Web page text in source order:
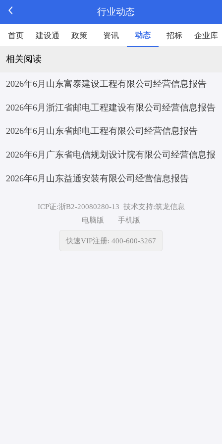
行业动态
首页 建设通 政策 资讯 动态 招标 企业库
相关阅读
2026年6月山东富泰建设工程有限公司经营信息报告
2026年6月浙江省邮电工程建设有限公司经营信息报告
2026年6月山东省邮电工程有限公司经营信息报告
2026年6月广东省电信规划设计院有限公司经营信息报
告
2026年6月山东益通安装有限公司经营信息报告
ICP证:浙B2-20080280-13 技术支持:筑龙信息
电脑版
手机版
快速VIP注册: 400-600-3267